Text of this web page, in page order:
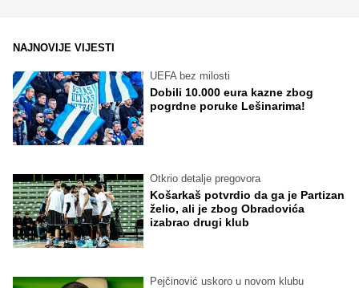
NAJNOVIJE VIJESTI
UEFA bez milosti
Dobili 10.000 eura kazne zbog
pogrdne poruke Lešinarima!
Otkrio detalje pregovora
Košarkaš potvrdio da ga je Partizan
želio, ali je zbog Obradovića
izabrao drugi klub
Pejčinović uskoro u novom klubu